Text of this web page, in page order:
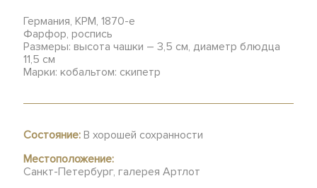
Германия, KPM, 1870-е
Фарфор, роспись
Размеры: высота чашки – 3,5 см, диаметр блюдца
11,5 см
Марки: кобальтом: скипетр
Состояние: В хорошей сохранности
Местоположение:
Санкт-Петербург, галерея Артлот